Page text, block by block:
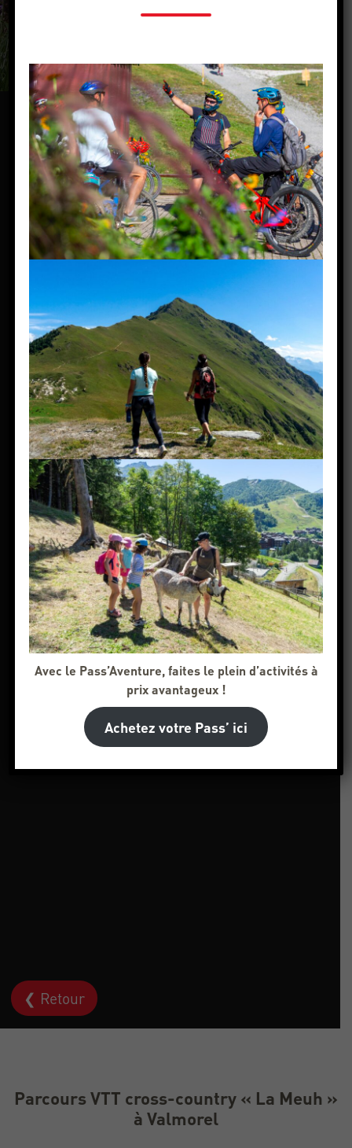
❮ Retour
Parcours VTT cross-country « La Meuh »
à Valmorel
Avec le Pass’Aventure, faites le plein d’activités à
prix avantageux !
Achetez votre Pass’ ici